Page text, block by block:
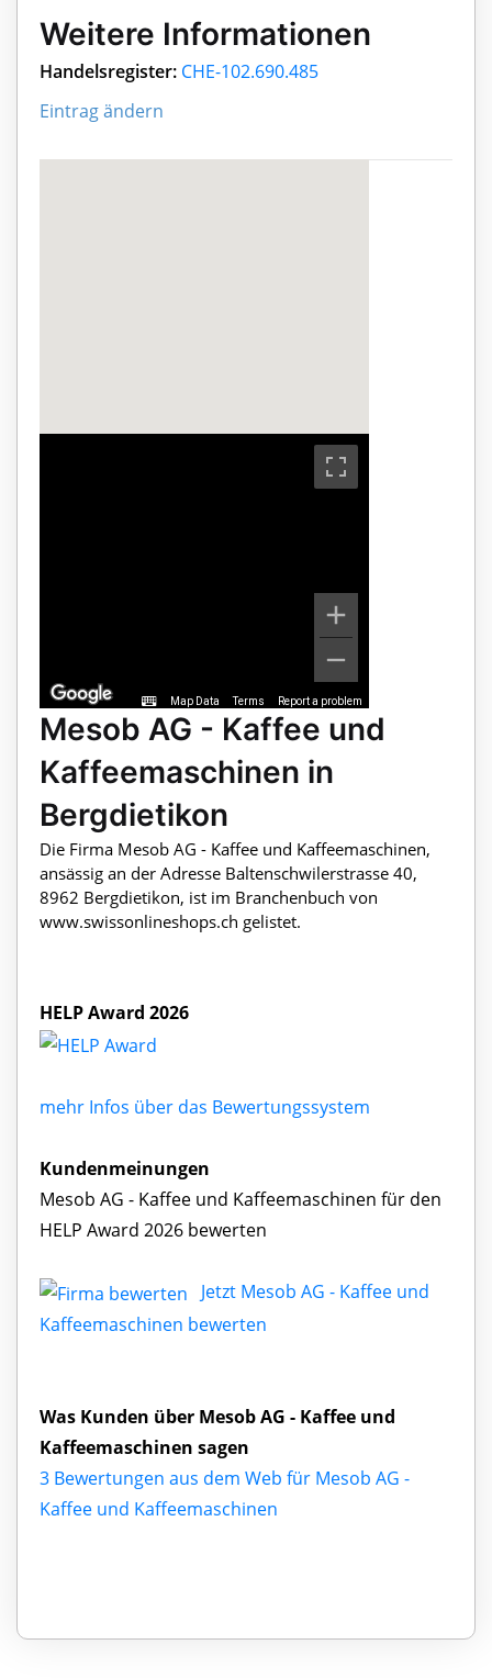
Weitere Informationen
Handelsregister: CHE-102.690.485
Eintrag ändern
Map Data Terms Report a problem
Mesob AG - Kaffee und
Kaffeemaschinen in
Bergdietikon
Die Firma Mesob AG - Kaffee und Kaffeemaschinen,
ansässig an der Adresse Baltenschwilerstrasse 40,
8962 Bergdietikon, ist im Branchenbuch von
www.swissonlineshops.ch gelistet.
HELP Award 2026
mehr Infos über das Bewertungssystem
Kundenmeinungen
Mesob AG - Kaffee und Kaffeemaschinen für den
HELP Award 2026 bewerten
Jetzt Mesob AG - Kaffee und
Kaffeemaschinen bewerten
Was Kunden über Mesob AG - Kaffee und
Kaffeemaschinen sagen
3 Bewertungen aus dem Web für Mesob AG -
Kaffee und Kaffeemaschinen